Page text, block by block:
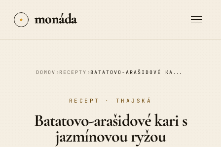
monáda
DOMOV › RECEPTY › BATATOVO-ARAŠIDOVÉ KARI S JAZMÍNOVOU RYŽOU
RECEPT · THAJSKÁ
Batatovo-arašidovékaris
jazmínovou ryžou